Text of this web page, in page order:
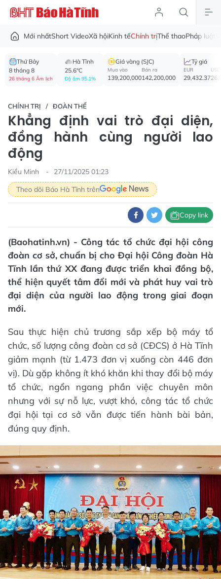
Mới nhấtShort VideoXã hộiKinh tếChính trịThể thaoPháp luật
Thứ Bảy
8 tháng 8
26 tháng 6 Âm lịch
Hà Tĩnh
25.6°C
Độ ẩm 95.1%
Giá vàng (SJC)
Mua vào
139,200,000
Bán ra
142,200,000
Tỷ giá
EUR
29,432.37
USD
CHÍNH TRỊ ĐOÀN THỂ
Khẳng định vai trò đại diện,
đồng hành cùng người lao
động
Kiều Minh
27/11/2025 01:23
Theo dõi Báo Hà Tĩnh trên
Copy link
(Baohatinh.vn) - Công tác tổ chức đại hội công
đoàn cơ sở, chuẩn bị cho Đại hội Công đoàn Hà
Tĩnh lần thứ XX đang được triển khai đồng bộ,
thể hiện quyết tâm đổi mới và phát huy vai trò
đại diện của người lao động trong giai đoạn
mới.
Sau thực hiện chủ trương sắp xếp bộ máy tổ
chức, số lượng công đoàn cơ sở (CĐCS) ở Hà Tĩnh
giảm mạnh (từ 1.473 đơn vị xuống còn 446 đơn
vị). Dù gặp không ít khó khăn khi thay đổi bộ máy
tổ chức, ngổn ngang phần việc chuyên môn
nhưng với sự nỗ lực, vượt khó, công tác tổ chức
đại hội tại cơ sở vẫn được tiến hành bài bản,
đúng quy định.